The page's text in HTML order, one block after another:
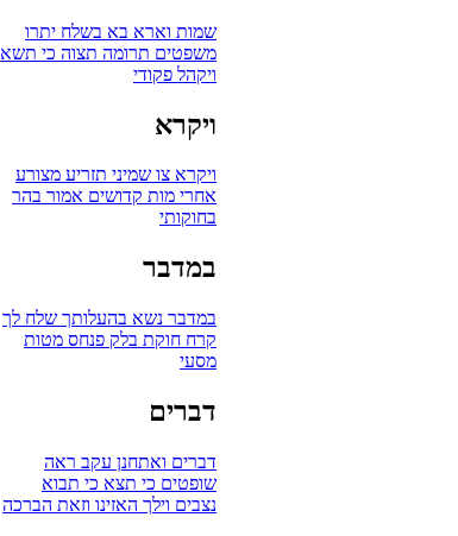
שמות וארא בא בשלח יתרו
משפטים תרומה תצוה כי תשא
ויקהל פקודי
ויקרא
ויקרא צו שמיני תזריע מצורע
אחרי מות קדושים אמור בהר
בחוקותי
במדבר
במדבר נשא בהעלותך שלח לך
קרח חוקת בלק פנחס מטות
מסעי
דברים
דברים ואתחנן עקב ראה
שופטים כי תצא כי תבוא
נצבים וילך האזינו וזאת הברכה